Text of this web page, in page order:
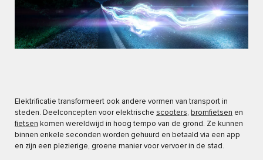
Elektrificatie transformeert ook andere vormen van transport in
steden. Deelconcepten voor elektrische scooters, bromfietsen en
fietsen komen wereldwijd in hoog tempo van de grond. Ze kunnen
binnen enkele seconden worden gehuurd en betaald via een app
en zijn een plezierige, groene manier voor vervoer in de stad.